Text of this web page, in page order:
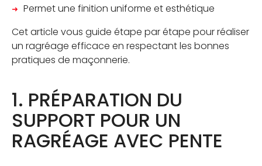
CONTACTEZ-NOUS
CATALOGUE
Permet une finition uniforme et esthétique
Cet article vous guide étape par étape pour réaliser
un ragréage efficace en respectant les bonnes
pratiques de maçonnerie.
1. PRÉPARATION DU
SUPPORT POUR UN
RAGRÉAGE AVEC PENTE